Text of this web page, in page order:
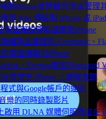
到iPhone並聆聽音樂或管理
從 Mac 傳輸到 iPhone 或 iPad
電腦無線傳輸檔案到iPhone
儲存並連接到 Evermusic、
電腦傳輸到iPhone
、Evertag連接
樂並在 iPhone 上離線收聽
式與Google帳戶的連結
樂的同時錄製影片
啟用 DLNA 媒體伺服器並在